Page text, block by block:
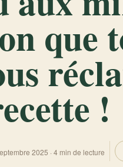
que
!
2025 · 4 min de lecture